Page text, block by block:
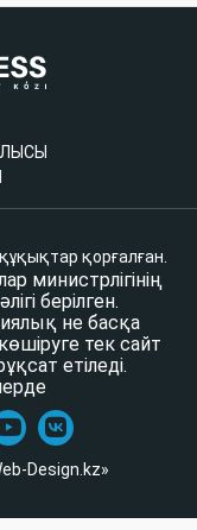
қорғалған.
министрлігінің
берілген.
не басқа
тек сайт
етіледі.
Design.kz»